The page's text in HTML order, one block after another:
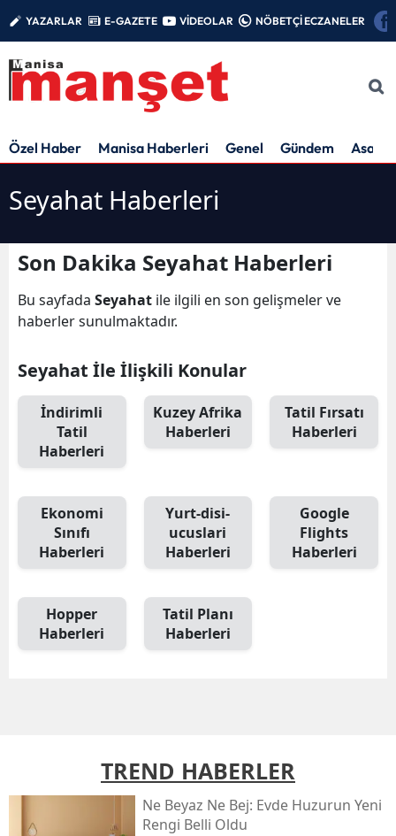
YAZARLAR E-GAZETE VİDEOLAR NÖBETÇİ ECZANELER
Özel Haber Manisa Haberleri Genel Gündem Asayiş
Seyahat Haberleri
Son Dakika Seyahat Haberleri
Bu sayfada Seyahat ile ilgili en son gelişmeler ve
haberler sunulmaktadır.
Seyahat İle İlişkili Konular
İndirimli
Tatil
Haberleri
Kuzey Afrika
Haberleri
Tatil Fırsatı
Haberleri
Ekonomi
Sınıfı
Haberleri
Yurt-disi-
ucuslari
Haberleri
Google
Flights
Haberleri
Hopper
Haberleri
Tatil Planı
Haberleri
TREND HABERLER
Ne Beyaz Ne Bej: Evde Huzurun Yeni
Rengi Belli Oldu